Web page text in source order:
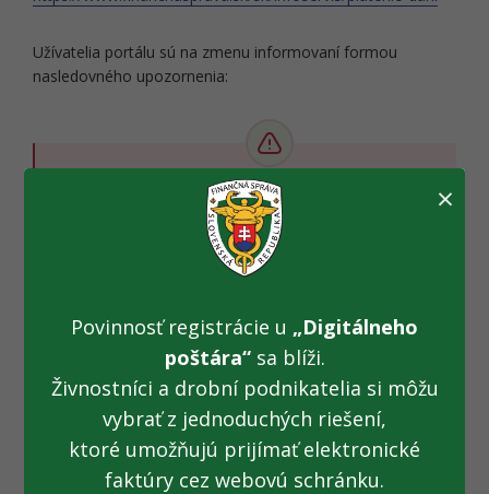
Užívatelia portálu sú na zmenu informovaní formou
nasledovného upozornenia:
Od 1.2.2014 sa číslo účtu uvádza vo formáte
medzinárodného bankového účtu – IBAN. Keďže
IBAN je tvorený z predčísla účtu a základného účtu
subjekt vygenerovať sám.
Na prevod účtu do formátu IBAN použite validátor
IBAN - GENERÁTOR/VALIDÁTOR.
Variabilný symbol sa uvádza podľaVyhlášky MF SR
č. 378/2011 Z. z. o spôsobe označovania platby
×
Povinnosť registrácie u „Digitálneho
poštára“sa blíži.
Živnostníci a drobní podnikatelia si môžu
vybrať z jednoduchých riešení,
ktoré umožňujú prijímať elektronické
faktúry cez webovú schránku.